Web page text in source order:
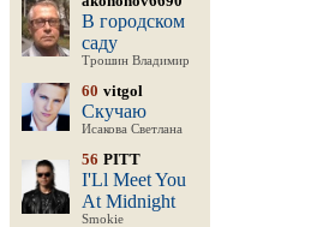
В городском
саду
Трошин Владимир
60 vitgol
Скучаю
Исакова Светлана
56 PITT
I'Ll Meet You
At Midnight
Smokie